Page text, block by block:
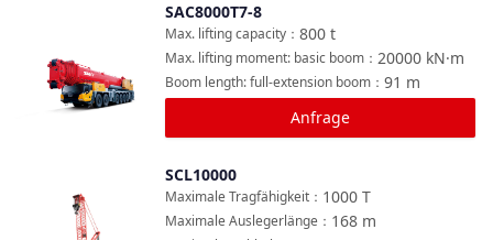
SAC8000T7-8
800 t
Max. lifting capacity ：
20000 kN·m
Max. lifting moment: basic boom ：
91 m
Boom length: full-extension boom ：
Anfrage
SCL10000
1000 T
Maximale Tragfähigkeit ：
168 m
Maximale Auslegerlänge ：